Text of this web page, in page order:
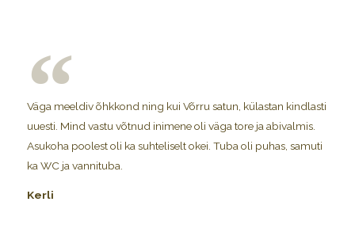
Väga meeldiv õhkkond ning kui Võrru satun, külastan kindlasti
uuesti. Mind vastu võtnud inimene oli väga tore ja abivalmis.
Asukoha poolest oli ka suhteliselt okei. Tuba oli puhas, samuti
ka WC ja vannituba.
Kerli